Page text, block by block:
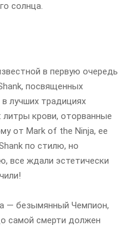
солнца.
в первую очередь
посвященных
лучших традициях
литры крови, оторванные
от Mark of the Ninja, ее
по стилю, но
все ждали эстетически
— безымянный Чемпион,
самой смерти должен